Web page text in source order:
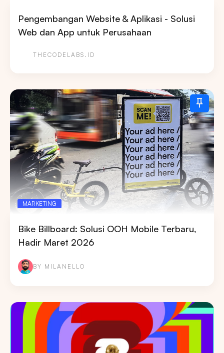
Pengembangan Website & Aplikasi - Solusi
Web dan App untuk Perusahaan
THECODELABS.ID
MARKETING
Bike Billboard: Solusi OOH Mobile Terbaru,
Hadir Maret 2026
BY MILANELLO